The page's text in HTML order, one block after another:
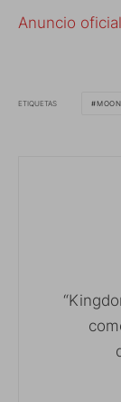
Anuncio oficial
ETIQUETAS